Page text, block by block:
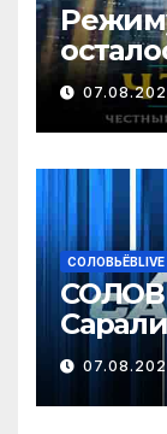
БУДЕТ
СОЛОВЬЁВLIVE
года